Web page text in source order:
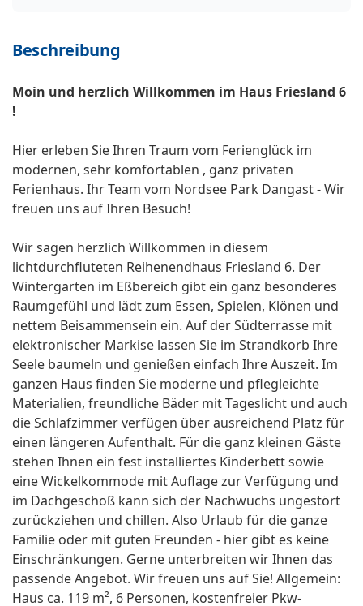
Beschreibung
Moin und herzlich Willkommen im Haus Friesland 6
!
Hier erleben Sie Ihren Traum vom Ferienglück im
modernen, sehr komfortablen , ganz privaten
Ferienhaus. Ihr Team vom Nordsee Park Dangast - Wir
freuen uns auf Ihren Besuch!
Wir sagen herzlich Willkommen in diesem
lichtdurchfluteten Reihenendhaus Friesland 6. Der
Wintergarten im Eßbereich gibt ein ganz besonderes
Raumgefühl und lädt zum Essen, Spielen, Klönen und
nettem Beisammensein ein. Auf der Südterrasse mit
elektronischer Markise lassen Sie im Strandkorb Ihre
Seele baumeln und genießen einfach Ihre Auszeit. Im
ganzen Haus finden Sie moderne und pflegleichte
Materialien, freundliche Bäder mit Tageslicht und auch
die Schlafzimmer verfügen über ausreichend Platz für
einen längeren Aufenthalt. Für die ganz kleinen Gäste
stehen Ihnen ein fest installiertes Kinderbett sowie
eine Wickelkommode mit Auflage zur Verfügung und
im Dachgeschoß kann sich der Nachwuchs ungestört
zurückziehen und chillen. Also Urlaub für die ganze
Familie oder mit guten Freunden - hier gibt es keine
Einschränkungen. Gerne unterbreiten wir Ihnen das
passende Angebot. Wir freuen uns auf Sie! Allgemein:
Haus ca. 119 m², 6 Personen, kostenfreier Pkw-